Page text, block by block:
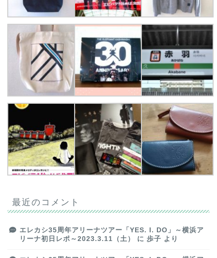
最近のコメント
エレカシ35周年アリーナツアー「YES. I. DO」～横浜ア
リーナ初日レポ～2023.3.11（土）
に 歩子 より